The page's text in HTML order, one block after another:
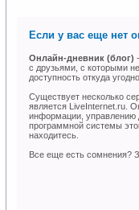
Если у вас еще нет
Онлайн-дневник (блог)
с друзьями, с которыми
доступность откуда
Существует несколько
является LiveInternet.ru.
информации, управлению
программной системы
находитесь.
Все еще есть сомнения?